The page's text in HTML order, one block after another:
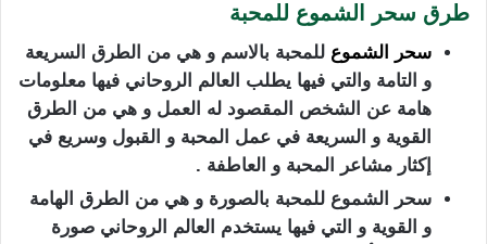
طرق سحر الشموع للمحبة
سحر الشموع للمحبة بالاسم و هي من الطرق السريعة
و التامة والتي فيها يطلب العالم الروحاني فيها معلومات
هامة عن الشخص المقصود له العمل و هي من الطرق
القوية و السريعة في عمل المحبة و القبول وسريع في
إكثار مشاعر المحبة و العاطفة .
سحر الشموع للمحبة بالصورة و هي من الطرق الهامة
و القوية و التي فيها يستخدم العالم الروحاني صورة